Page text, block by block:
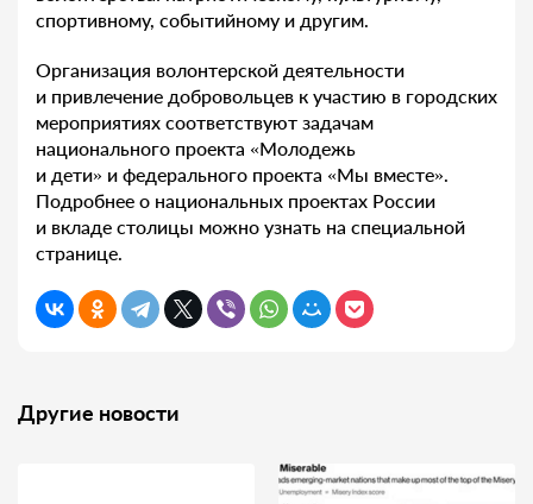
спортивному, событийному и другим.
Организация волонтерской деятельности
и привлечение добровольцев к участию в городских
мероприятиях соответствуют задачам
национального проекта «Молодежь
и дети» и федерального проекта «Мы вместе».
Подробнее о национальных проектах России
и вкладе столицы можно узнать на специальной
странице.
Другие новости